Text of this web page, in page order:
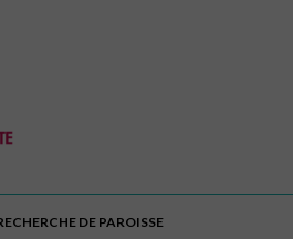
DE PAROISSE